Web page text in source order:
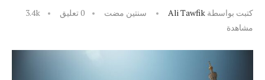
كتبت بواسطة Ali Tawfik سنتين مضت 0 تعليق
3.4k
مشاهدة